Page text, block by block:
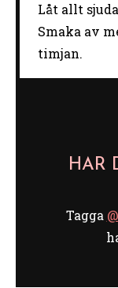
Låt allt
Smaka av
timjan.
HAR
Tagga